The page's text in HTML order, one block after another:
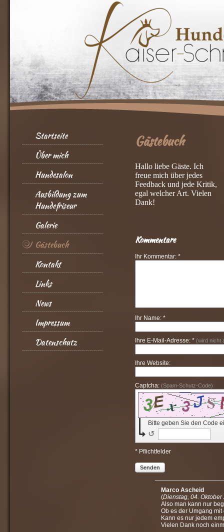
Startseite
Über mich
Hundesalon
Ausbildung zum
Hundefriseur
Galerie
Gästebuch
Kontakt
Links
News
Impressum
Datenschutz
Gästebuch
Hallo liebe Gäste. Ich
freue mich über jedes
Feedback und jede Kritik,
egal welcher Art. Vielen
Dank!
Kommentare
Ihr Kommentar: *
Ihr Name: *
Ihre E-Mail-Adresse: * (wird nicht
Ihre Website:
Captcha: (Spam-Schutz-Code)
Bitte geben Sie den Code
↺
* Pflichtfelder
Senden
Marco Ascheid
(Dienstag, 04.
Also man kann nur
Ob es der Umgang
Kann es nur jedem
Vielen Dank noch